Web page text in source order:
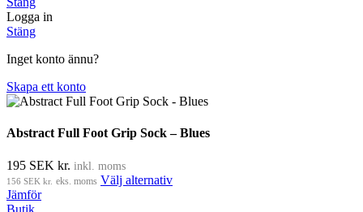
Logga in
Stäng
Inget konto ännu?
Skapa ett konto
Abstract Full Foot Grip Sock – Blues
195 SEK kr. inkl. moms
156 SEK kr. eks. moms Välj alternativ
Jämför
Butik